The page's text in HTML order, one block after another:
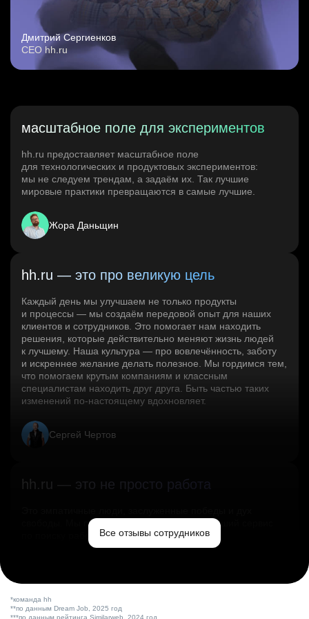
Дмитрий Сергиенков
CEO hh.ru
масштабное поле для экспериментов
hh.ru предоставляет масштабное поле
для технологических и продуктовых экспериментов:
мы не следуем трендам, а задаём их. Так лучшие
мировые практики превращаются в самые лучшие.
Жора Даньщин
hh.ru — это про великую цель
Каждый день мы улучшаем не только продукты
и процессы — мы создаём передовой опыт для наших
клиентов и сотрудников. Это помогает нам находить
решения, которые действительно меняют жизнь людей
к лучшему. Наша культура — про вовлечённость, заботу
и искреннее желание делать полезное. Мы гордимся тем,
что помогаем крутым компаниям и классным
специалистам находить друг друга. Быть частью таких
изменений по‑настоящему вдохновляет.
Сергей Чертов
hh.ru — это не просто работа
свободы. Мы помогаем миру и создаём лучший сервис
по поиску работы в стране.Все отзывы сотрудников
*команда hh
**по данным Dream Job, 2025 год
***по данным рейтинга Similarweb, 2024 год